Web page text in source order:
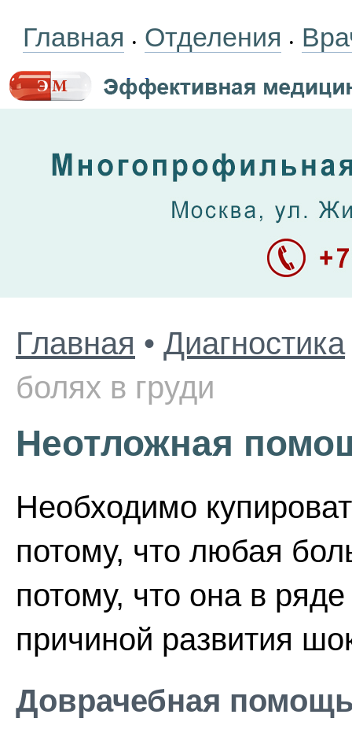
Главная • Отделения •
Главная • Диагностика
болях в груди
Неотложная
Необходимо
потому, что любая
потому, что она в
причиной развития
Доврачебная